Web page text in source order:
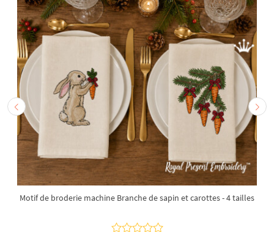
Motif de broderie machine Branche de sapin et carottes - 4 tailles